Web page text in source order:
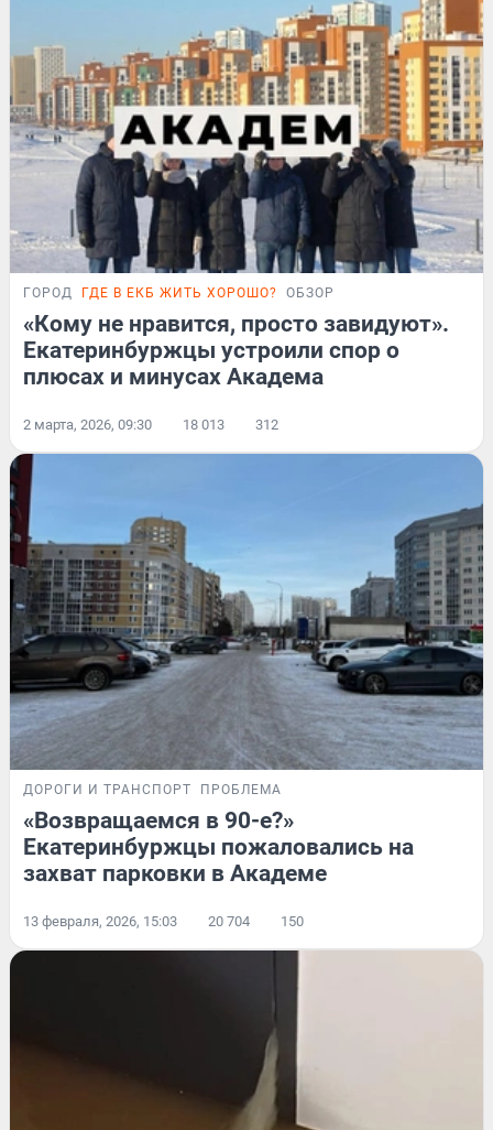
ГОРОД ГДЕ В ЕКБ ЖИТЬ ХОРОШО? ОБЗОР
«Кому не нравится, просто завидуют».
Екатеринбуржцы устроили спор о
плюсах и минусах Академа
2 марта, 2026, 09:30 18 013 312
ДОРОГИ И ТРАНСПОРТ ПРОБЛЕМА
«Возвращаемся в 90-е?»
Екатеринбуржцы пожаловались на
захват парковки в Академе
13 февраля, 2026, 15:03 20 704 150